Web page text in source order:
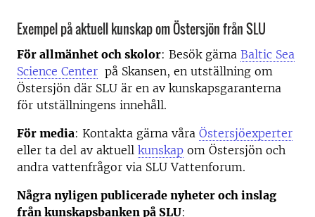
Exempel på aktuell kunskap om Östersjön från SLU
För allmänhet och skolor: Besök gärna Baltic Sea
Science Center på Skansen, en utställning om
Östersjön där SLU är en av kunskapsgaranterna
för utställningens innehåll.
För media: Kontakta gärna våra Östersjöexperter
eller ta del av aktuell kunskap om Östersjön och
andra vattenfrågor via SLU Vattenforum.
Några nyligen publicerade nyheter och inslag
från kunskapsbanken på SLU: